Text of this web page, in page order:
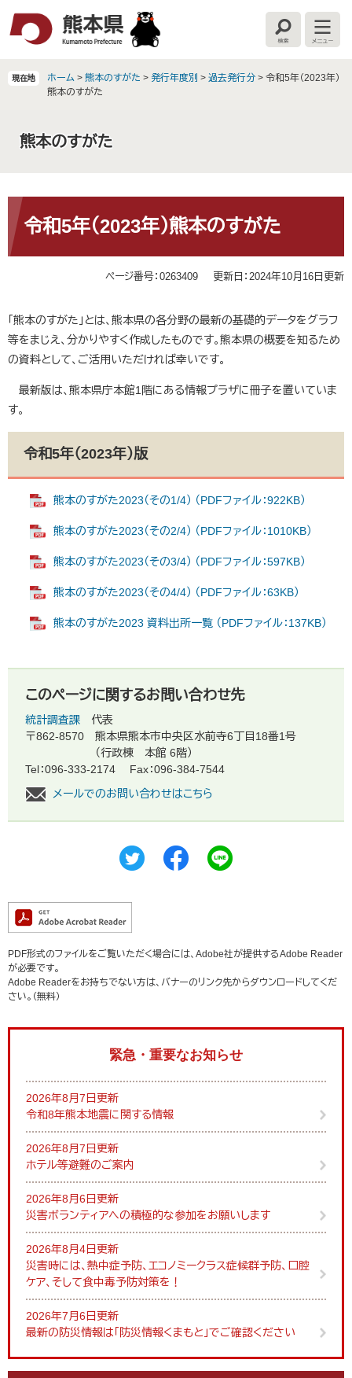
検
索
メ
ニ
ー
現在地 ホーム > 熊本のすがた > 発行年度別 > 過去発行分 > 令和5年（2023年）
熊本のすがた
熊本のすがた
文 令和5年（2023年）熊本のすがた
ページ番号：0263409 更新日：2024年10月16日更新
「熊本のすがた」とは、熊本県の各分野の最新の基礎的データをグラフ
等をまじえ、分かりやすく作成したものです。熊本県の概要を知るため
の資料として、ご活用いただければ幸いです。
最新版は、熊本県庁本館1階にある情報プラザに冊子を置いていま
す。
令和5年（2023年）版
熊本のすがた2023（その1/4） （PDFファイル：922KB）
熊本のすがた2023（その2/4） （PDFファイル：1010KB）
熊本のすがた2023（その3/4） （PDFファイル：597KB）
熊本のすがた2023（その4/4） （PDFファイル：63KB）
熊本のすがた2023 資料出所一覧 （PDFファイル：137KB）
このページに関するお問い合わせ先
統計調査課
代表
〒862-8570
熊本県熊本市中央区水前寺6丁目18番1号
（行政棟 本館 6階）
Tel：096-333-2174
Fax：096-384-7544
メールでのお問い合わせはこちら
PDF形式のファイルをご覧いただく場合には、Adobe社が提供するAdobe Reader
が必要です。
Adobe Readerをお持ちでない方は、バナーのリンク先からダウンロードしてくだ
さい。（無料）
緊急・重要なお知らせ
2026年8月7日更新
令和8年熊本地震に関する情報
2026年8月7日更新
ホテル等避難のご案内
2026年8月6日更新
災害ボランティアへの積極的な参加をお願いします
2026年8月4日更新
災害時には、熱中症予防、エコノミークラス症候群予防、口腔
ケア、そして食中毒予防対策を！
2026年7月6日更新
最新の防災情報は「防災情報くまもと」でご確認ください